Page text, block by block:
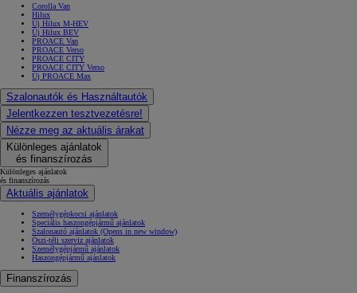
Corolla Van
Hilux
Új Hilux M-HEV
Új Hilux BEV
PROACE Van
PROACE Verso
PROACE CITY
PROACE CITY Verso
Új PROACE Max
Szalonautók és Használtautók
Jelentkezzen tesztvezetésre!
Nézze meg az aktuális árakat
Különleges ajánlatok
és finanszírozás
Különleges ajánlatok
és finanszírozás
Aktuális ajánlatok
Személygépkocsi ajánlatok
Speciális haszongépjármű ajánlatok
Szalonautó ajánlatok (Opens in new window)
Őszi-téli szerviz ajánlatok
Személygépjármű ajánlatok
Haszongépjármű ajánlatok
Finanszírozás